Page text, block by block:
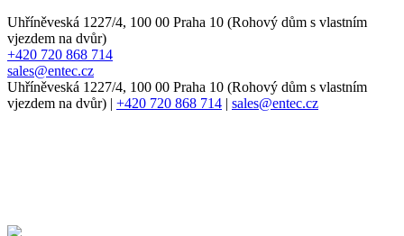
Uhříněveská 1227/4, 100 00 Praha 10 (Rohový dům s vlastním
vjezdem na dvůr)
+420 720 868 714
sales@entec.cz
Uhříněveská 1227/4, 100 00 Praha 10 (Rohový dům s vlastním
vjezdem na dvůr) | +420 720 868 714 | sales@entec.cz